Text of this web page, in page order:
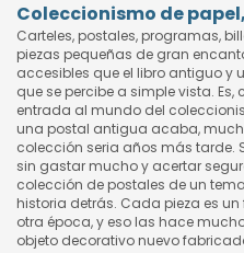
Coleccionismo de
Carteles, postales, programas,
piezas pequeñas de gran
accesibles que el libro antiguo
que se percibe a simple vista.
entrada al mundo del
una postal antigua acaba,
colección seria años más tarde.
sin gastar mucho y acertar
colección de postales de un
historia detrás. Cada pieza es
otra época, y eso las hace
objeto decorativo nuevo